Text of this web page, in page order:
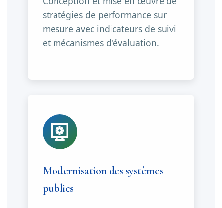
stratégies de performance sur
mesure avec indicateurs de suivi
et mécanismes d'évaluation.
Modernisation des systèmes
publics